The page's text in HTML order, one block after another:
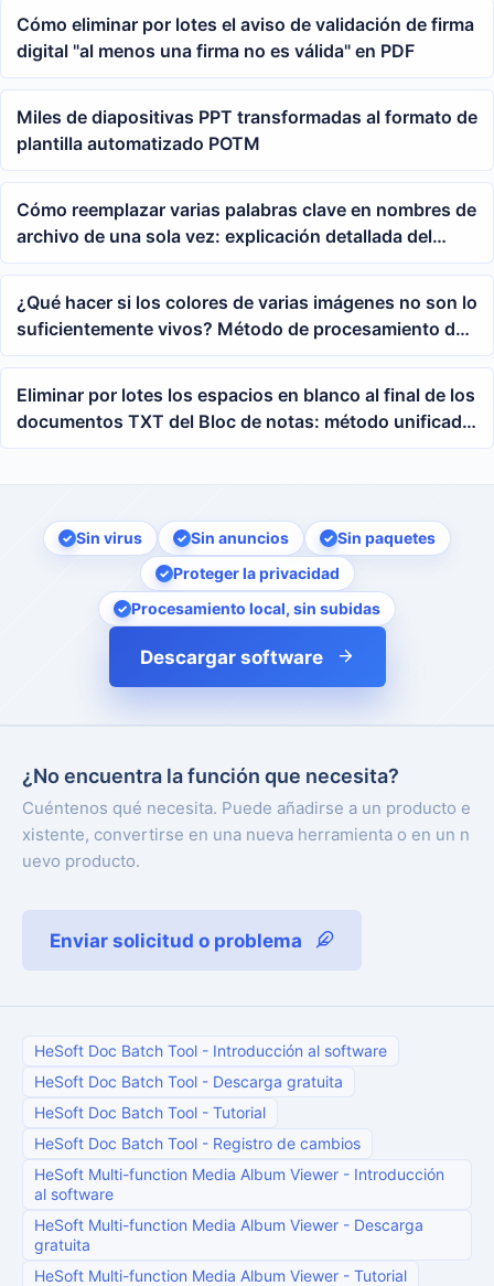
Cómo eliminar por lotes el aviso de validación de firma
digital "al menos una firma no es válida" en PDF
Miles de diapositivas PPT transformadas al formato de
plantilla automatizado POTM
Cómo reemplazar varias palabras clave en nombres de
archivo de una sola vez: explicación detallada del
método de coincidencia de listas para renombrado por
¿Qué hacer si los colores de varias imágenes no son lo
suficientemente vivos? Método de procesamiento de
oficina para mejorar el contraste por lotes
Eliminar por lotes los espacios en blanco al final de los
documentos TXT del Bloc de notas: método unificado
para procesar varios textos en una carpeta
Sin virus Sin anuncios
Sin paquetes
Proteger la privacidad
Procesamiento local, sin subidas
Descargar software
¿No encuentra la función que necesita?
Cuéntenos qué necesita. Puede añadirse a un producto e
xistente, convertirse en una nueva herramienta o en un n
uevo producto.
Enviar solicitud o problema
HeSoft Doc Batch Tool - Introducción al software
HeSoft Doc Batch Tool - Descarga gratuita
HeSoft Doc Batch Tool - Tutorial
HeSoft Doc Batch Tool - Registro de cambios
HeSoft Multi-function Media Album Viewer - Introducción
al software
HeSoft Multi-function Media Album Viewer - Descarga
gratuita
HeSoft Multi-function Media Album Viewer - Tutorial